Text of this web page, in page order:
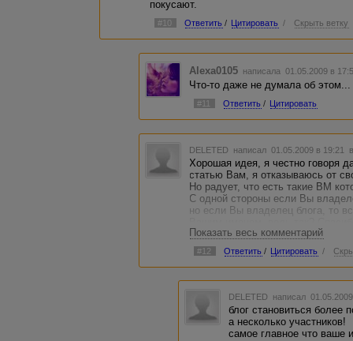
покусают.
#10 Ответить / Цитировать / Скрыть ветку
Alexa0105 написала 01.05.2009 в
Что-то даже не думала об
#11 Ответить / Цитировать
DELETED написал 01.05.2009 в 19:21
Хорошая идея, я честно говоря
статью Вам, я отказываюсь от
Но радует, что есть такие ВМ
С одной стороны если Вы
но если Вы владелец блога, то
Показать весь комментарий
#12 Ответить / Цитировать /
DELETED написал
блог становиться
а несколько участников!
самое главное что ваше